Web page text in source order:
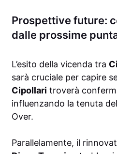
Prospettive future:
dalle prossime
L’esito della vicenda tra
sarà cruciale per capire
Cipollari troverà
influenzando la tenuta
Over.
Parallelamente, il